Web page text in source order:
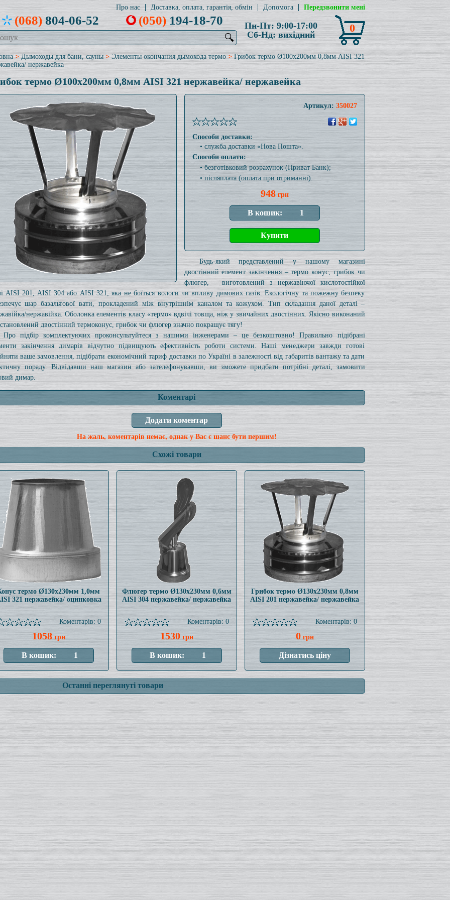
Про нас Доставка, оплата, гарантія, обмін Допомога Передзвонити мені
(068)804-06-52 (050)194-18-70
🔍
Пн-Пт: 9:00-17:00
Сб-Нд: вихідний
0
> Дымоходы для бани, сауны>Элементы окончания дымохода термо> Грибок термо Ø100x200мм 0,8мм AISI 321
нержавейка
термо Ø100x200мм 0,8мм AISI 321 нержавейка/ нержавейка
Артикул:350027
Способи доставки:
• служба доставки «Нова Пошта».
Способи оплати:
• безготівковий розрахунок (Приват Банк);
• післяплата (оплата при отриманні).
948грн
Будь-який представлений у нашому магазині
двостінний елемент закінчення – термо конус, грибок чи
флюгер, – виготовлений з нержавіючої кислотостійкої
AISI 201, AISI 304 або AISI 321, яка не боїться вологи чи впливу димових газів. Екологічну та пожежну безпеку
шар базальтової вати, прокладений між внутрішнім каналом та кожухом. Тип складання даної деталі –
нержавійка. Оболонка елементів класу «термо» вдвічі товща, ніж у звичайних двостінних. Якісно виконаний
двостінний термоконус, грибок чи флюгер значно покращує тягу!
Про підбір комплектуючих проконсультуйтеся з нашими інженерами – це безкоштовно! Правильно підібрані
закінчення димарів відчутно підвищують ефективність роботи системи. Наші менеджери завжди готові
ваше замовлення, підібрати економічний тариф доставки по Україні в залежності від габаритів вантажу та дати
пораду. Відвідавши наш магазин або зателефонувавши, ви зможете придбати потрібні деталі, замовити
димар.
Коментарі
На жаль, коментарів немає, однак у Вас є шанс бути першим!
Схожі товари
термо Ø130x230мм 1,0мм
321 нержавейка/ оцинковка
Коментарів: 0
1058грн
Флюгер термо Ø130x230мм 0,6мм
AISI 304 нержавейка/ нержавейка
Коментарів: 0
1530грн
Грибок термо Ø130x230мм 0,8мм
AISI 201 нержавейка/ нержавейка
Коментарів: 0
0грн
Останні переглянуті товари